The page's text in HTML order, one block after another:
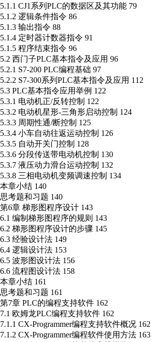
5.1.1 CJ1系列PLC的数据区及其功能 79
5.1.2 逻辑条件指令 86
5.1.3 输出指令 88
5.1.4 定时器计数器指令 91
5.1.5 程序结束指令 96
5.2 西门子PLC基本指令及应用 96
5.2.1 S7-200 PLC编程基础 97
5.2.2 S7-300系列PLC基本指令及应用 112
5.3 PLC基本指令应用举例 122
5.3.1 电动机正/反转控制 122
5.3.2 电动机星形-三角形启动控制 124
5.3.3 周期性通/断控制 125
5.3.4 小车自动往返运动控制 126
5.3.5 自动开关门控制 128
5.3.6 分段传送带电动机控制 130
5.3.7 液压动力滑台运动控制 132
5.3.8 三相电动机变频调速控制 134
本章小结 140
思考题和习题 140
第6章 梯形图程序设计 143
6.1 编制梯形图程序的规则 143
6.2 梯形图程序设计的步骤 145
6.3 经验设计法 149
6.4 逻辑设计法 153
6.5 波形图设计法 156
6.6 流程图设计法 158
本章小结 161
思考题和习题 161
第7章 PLC的编程支持软件 162
7.1 欧姆龙PLC编程支持软件 162
7.1.1 CX-Programmer编程支持软件概况 162
7.1.2 CX-Programmer编程软件使用方法 163